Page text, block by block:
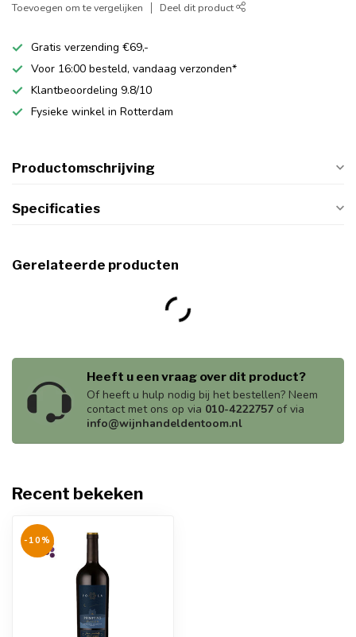
Toevoegen om te vergelijken Deel dit product
Gratis verzending €69,-
Voor 16:00 besteld, vandaag verzonden*
Klantbeoordeling 9.8/10
Fysieke winkel in Rotterdam
Productomschrijving
Specificaties
Gerelateerde producten
Heeft u een vraag over dit product?
Of heeft u hulp nodig bij het bestellen? Neem
contact met ons op via 010-4222757 of via
info@wijnhandeldentoom.nl
Recent bekeken
-10%